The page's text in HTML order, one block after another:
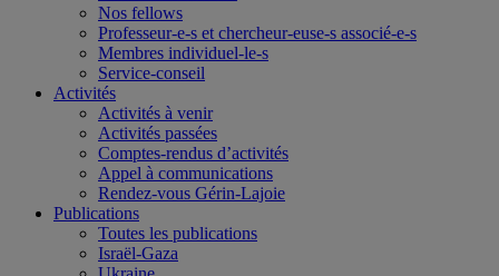
Nos fellows
Professeur-e-s et chercheur-euse-s associé-e-s
Membres individuel-le-s
Service-conseil
Activités
Activités à venir
Activités passées
Comptes-rendus d’activités
Appel à communications
Rendez-vous Gérin-Lajoie
Publications
Toutes les publications
Israël-Gaza